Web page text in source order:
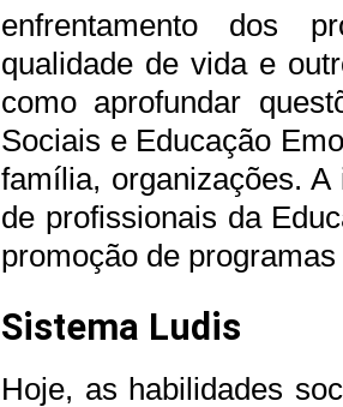
enfrentamento dos
qualidade de vida e
como aprofundar
Sociais e Educação
família, organizações.
de profissionais da
promoção de
Sistema Ludis
Hoje, as habilidades